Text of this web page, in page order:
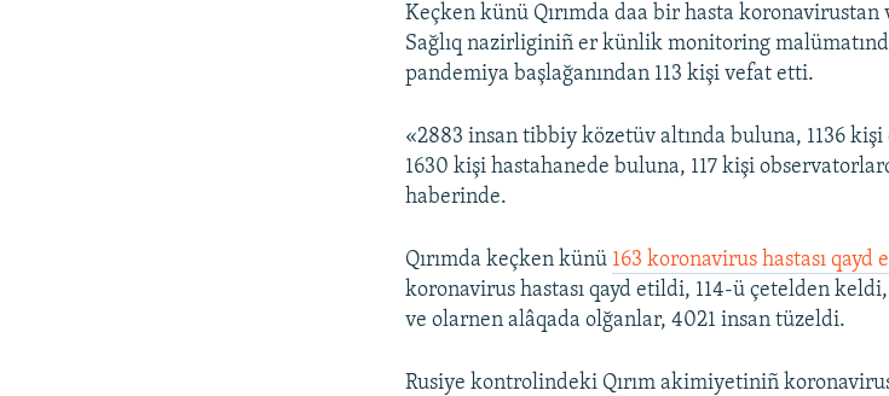
Keçken künü Qırımda daa bir hasta koronavirustan
Sağlıq nazirliginiñ er künlik monitoring
pandemiya başlağanından 113 kişi vefat etti.
«2883 insan tibbiy közetüv altında buluna, 1136
1630 kişi hastahanede buluna, 117 kişi
haberinde.
Qırımda keçken künü 163 koronavirus hastası qayd
koronavirus hastası qayd etildi, 114-ü çetelden
ve olarnen alâqada olğanlar, 4021 insan tüzeldi.
Rusiye kontrolindeki Qırım akimiyetiniñ